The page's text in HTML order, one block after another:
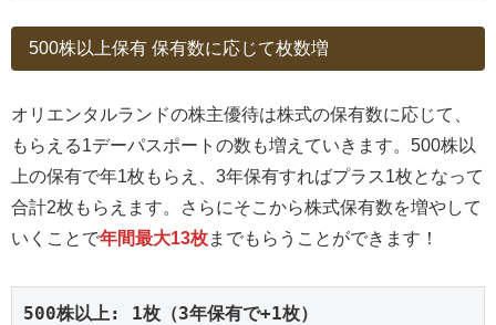
500株以上保有 保有数に応じて枚数増
オリエンタルランドの株主優待は株式の保有数に応じて、
もらえる1デーパスポートの数も増えていきます。500株以
上の保有で年1枚もらえ、3年保有すればプラス1枚となって
合計2枚もらえます。さらにそこから株式保有数を増やして
いくことで年間最大13枚までもらうことができます！
500株以上: 1枚（3年保有で+1枚）